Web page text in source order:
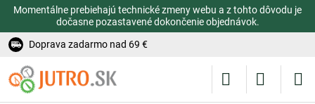
Momentálne prebiehajú technické zmeny webu a z tohto dôvodu je
dočasne pozastavené dokončenie objednávok.
Doprava zadarmo nad 69 €